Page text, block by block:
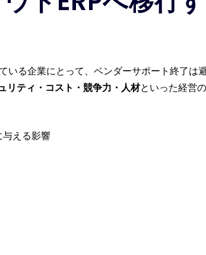
る企業にとって、ベンダーサポート終了は
リティ・コスト・競争力・人材といった経営
える影響